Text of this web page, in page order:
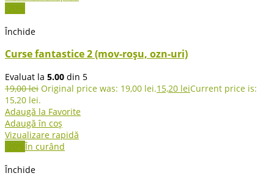
-20%
Închide
Curse fantastice 2 (mov-roșu, ozn-uri)
Evaluat la 5.00 din 5
19,00lei Original price was: 19,00 lei.15,20 leiCurrent price is:
15,20 lei.
Adaugă la Favorite
Adaugă în coș
Vizualizare rapidă
-20% În curând
Închide